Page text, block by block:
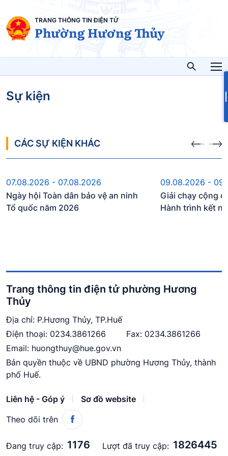
TRANG THÔNG TIN ĐIỆN TỬ
Phường Hương Thủy
Sự kiện
CÁC SỰ KIỆN KHÁC
Sự kiện sắp diễn ra
07.08.2026 - 07.08.2026
Ngày hội Toàn dân bảo vệ an ninh
Tổ quốc năm 2026
Sự kiện
09.08.2026 -
Giải chạy cộng
Hành trình kết
Trang thông tin điện tử phường Hương
Thủy
Địa chỉ: P.Hương Thủy, TP.Huế
Điện thoại: 0234.3861266
Fax: 0234.3861266
Email: huongthuy@hue.gov.vn
Bản quyền thuộc về UBND phường Hương Thủy, thành
phố Huế.
Liên hệ - Góp ý
Sơ đồ website
Theo dõi trên
Đang truy cập: 1176 Lượt đã truy cập: 1826445